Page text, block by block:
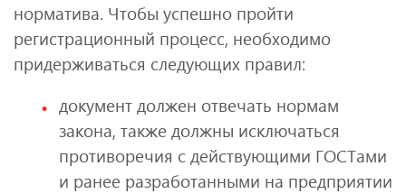
норматива. Чтобы успешно пройти
регистрационный процесс, необходимо
придерживаться следующих правил:
документ должен отвечать нормам
закона, также должны исключаться
противоречия с действующими ГОСТами
и ранее разработанными на предприятии